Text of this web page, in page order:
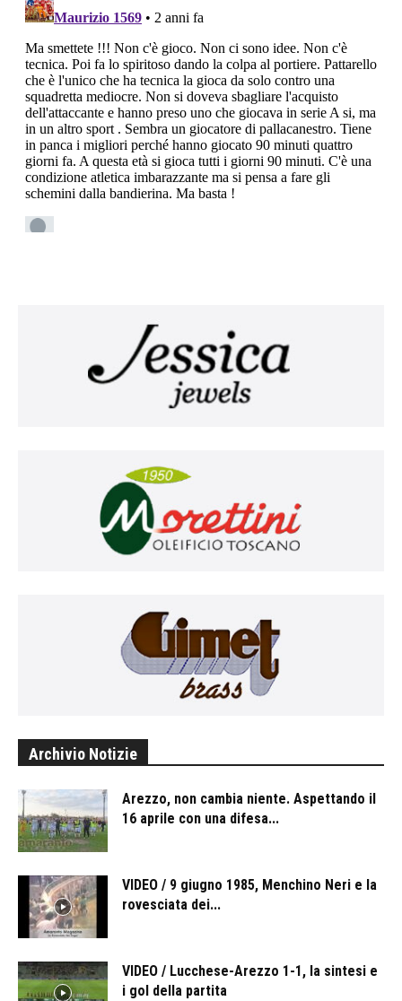
Archivio Notizie
Arezzo, non cambia niente. Aspettando il
16 aprile con una difesa...
VIDEO / 9 giugno 1985, Menchino Neri e la
rovesciata dei...
VIDEO / Lucchese-Arezzo 1-1, la sintesi e
i gol della partita